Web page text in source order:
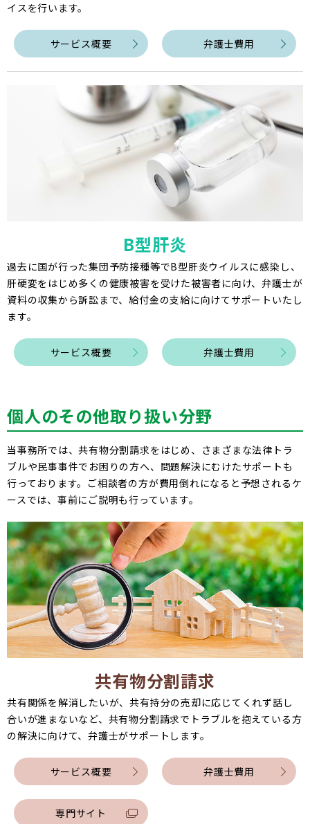
イスを行います。
サービス概要 弁護士費用
B型肝炎
過去に国が行った集団予防接種等でB型肝炎ウイルスに感染し、
肝硬変をはじめ多くの健康被害を受けた被害者に向け、弁護士が
資料の収集から訴訟まで、給付金の支給に向けてサポートいたし
ます。
サービス概要 弁護士費用
個人のその他取り扱い分野
当事務所では、共有物分割請求をはじめ、さまざまな法律トラ
ブルや民事事件でお困りの方へ、問題解決にむけたサポートも
行っております。ご相談者の方が費用倒れになると予想されるケ
ースでは、事前にご説明も行っています。
共有物分割請求
共有関係を解消したいが、共有持分の売却に応じてくれず話し
合いが進まないなど、共有物分割請求でトラブルを抱えている方
の解決に向けて、弁護士がサポートします。
サービス概要 弁護士費用
専門サイト